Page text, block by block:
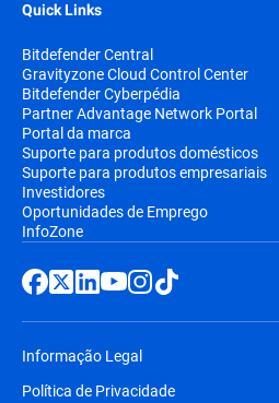
Quick Links
Bitdefender Central
Gravityzone Cloud Control Center
Bitdefender Cyberpédia
Partner Advantage Network Portal
Portal da marca
Suporte para produtos domésticos
Suporte para produtos empresariais
Investidores
Oportunidades de Emprego
InfoZone
Informação Legal
Política de Privacidade